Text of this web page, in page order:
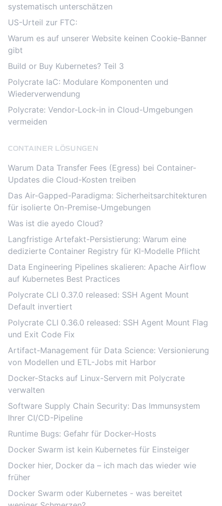
systematisch unterschätzen
US-Urteil zur FTC:
Warum es auf unserer Website keinen Cookie-Banner
gibt
Build or Buy Kubernetes? Teil 3
Polycrate IaC: Modulare Komponenten und
Wiederverwendung
Polycrate: Vendor-Lock-in in Cloud-Umgebungen
vermeiden
CONTAINER LÖSUNGEN
Warum Data Transfer Fees (Egress) bei Container-
Updates die Cloud-Kosten treiben
Das Air-Gapped-Paradigma: Sicherheitsarchitekturen
für isolierte On-Premise-Umgebungen
Was ist die ayedo Cloud?
Langfristige Artefakt-Persistierung: Warum eine
dedizierte Container Registry für KI-Modelle Pflicht
Data Engineering Pipelines skalieren: Apache Airflow
auf Kubernetes Best Practices
Polycrate CLI 0.37.0 released: SSH Agent Mount
Default invertiert
Polycrate CLI 0.36.0 released: SSH Agent Mount Flag
und Exit Code Fix
Artifact-Management für Data Science: Versionierung
von Modellen und ETL-Jobs mit Harbor
Docker-Stacks auf Linux-Servern mit Polycrate
verwalten
Software Supply Chain Security: Das Immunsystem
Ihrer CI/CD-Pipeline
Runtime Bugs: Gefahr für Docker-Hosts
Docker Swarm ist kein Kubernetes für Einsteiger
Docker hier, Docker da – ich mach das wieder wie
früher
Docker Swarm oder Kubernetes - was bereitet